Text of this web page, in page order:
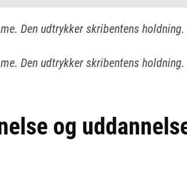
Den udtrykker skribentens holdning.
Den udtrykker skribentens holdning.
og